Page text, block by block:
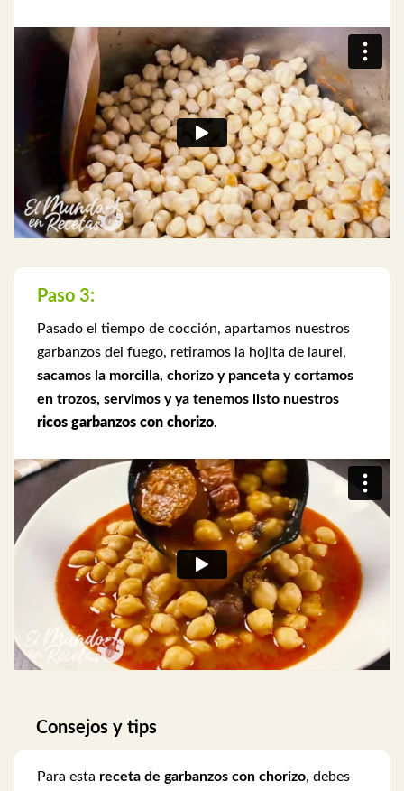
Paso 3:
Pasado el tiempo de cocción, apartamos nuestros
garbanzos del fuego, retiramos la hojita de laurel,
sacamos la morcilla, chorizo y panceta y cortamos
en trozos, servimos y ya tenemos listo nuestros
ricos garbanzos con chorizo.
Consejos y tips
Para esta receta de garbanzos con chorizo, debes